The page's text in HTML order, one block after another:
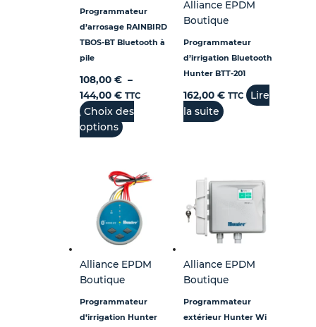
Programmateur
d’arrosage RAINBIRD
TBOS-BT Bluetooth à
pile
108,00 € –
144,00 € TTC
Choix des
options
Alliance EPDM
Boutique
Programmateur
d’irrigation Bluetooth
Hunter BTT-201
162,00 € TTC
Lire
la suite
Alliance EPDM
Boutique
Programmateur
d’irrigation Hunter
Alliance EPDM
Boutique
Programmateur
extérieur Hunter Wi